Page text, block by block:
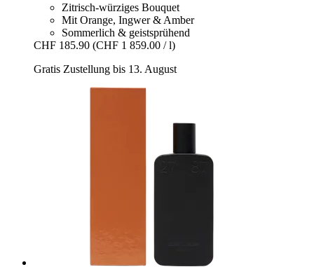
Zitrisch-würziges Bouquet
Mit Orange, Ingwer & Amber
Sommerlich & geistsprühend
CHF 185.90 (CHF 1 859.00 / l)
Gratis Zustellung bis 13. August